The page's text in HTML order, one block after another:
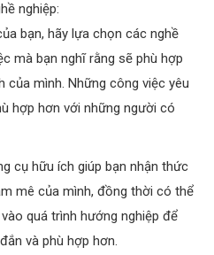
nghiệp:
bạn, hãy lựa chọn các nghề
mà bạn nghĩ rằng sẽ phù hợp
của mình. Những công việc yêu
hợp hơn với những người có
cụ hữu ích giúp bạn nhận thức
mê của mình, đồng thời có thể
quá trình hướng nghiệp để
và phù hợp hơn.